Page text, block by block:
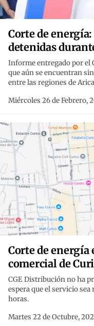
Corte de
detenidas
Informe entregado por el
que aún se encuentran
entre las regiones de
Miércoles 26 de Febrero,
Corte de energía
comercial de
CGE Distribución no ha
espera que el servicio sea
horas.
Martes 22 de Octubre,